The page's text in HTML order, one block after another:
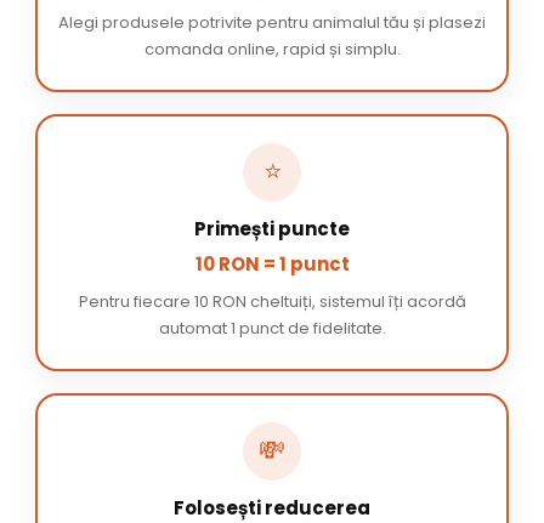
Alegi produsele potrivite pentru animalul tău și plasezi
comanda online, rapid și simplu.
⭐
Primești puncte
10 RON = 1 punct
Pentru fiecare 10 RON cheltuiți, sistemul îți acordă
automat 1 punct de fidelitate.
💸
Folosești reducerea